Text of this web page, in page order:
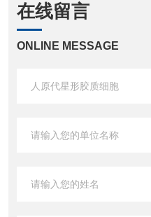
在线留言
ONLINE MESSAGE